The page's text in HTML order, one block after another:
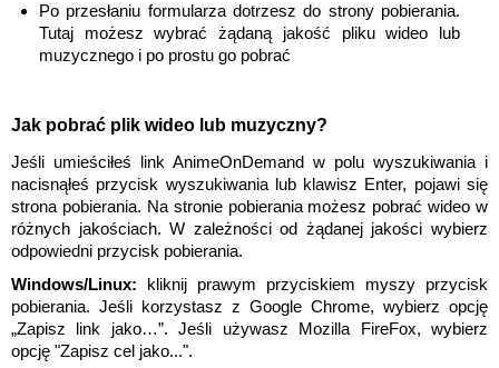
Po przesłaniu formularza dotrzesz do strony pobierania.
Tutaj możesz wybrać żądaną jakość pliku wideo lub
muzycznego i po prostu go pobrać
Jak pobrać plik wideo lub muzyczny?
Jeśli umieściłeś link AnimeOnDemand w polu wyszukiwania i
nacisnąłeś przycisk wyszukiwania lub klawisz Enter, pojawi się
strona pobierania. Na stronie pobierania możesz pobrać wideo w
różnych jakościach. W zależności od żądanej jakości wybierz
odpowiedni przycisk pobierania.
Windows/Linux: kliknij prawym przyciskiem myszy przycisk
pobierania. Jeśli korzystasz z Google Chrome, wybierz opcję
„Zapisz link jako…”. Jeśli używasz Mozilla FireFox, wybierz
opcję "Zapisz cel jako...".